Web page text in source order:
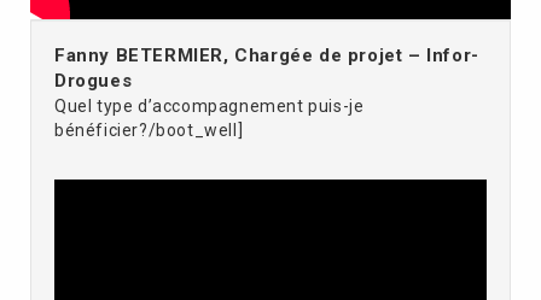
Fanny BETERMIER, Chargée de projet – Infor-
Drogues
Quel type d’accompagnement puis-je
bénéficier?/boot_well]